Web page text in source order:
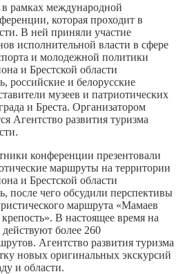
рамках международной
которая проходит в
В ней приняли участие
исполнительной власти в сфере
и молодежной политики
и Брестской области
российские и белорусские
музеев и патриотических
и Бреста. Организатором
Агентство развития туризма
конференции презентовали
маршруты на территории
и Брестской области
после чего обсудили перспективы
маршрута «Мамаев
В настоящее время на
более 260
Агентство развития туризма
новых оригинальных экскурсий
и области.